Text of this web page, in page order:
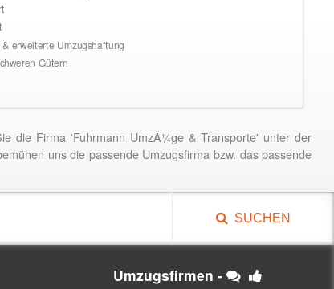
erweiterte Umzugshaftung
Gütern
die Firma 'Fuhrmann UmzÃ¼ge & Transporte' unter der
uns die passende Umzugsfirma bzw. das passende
SUCHEN
Umzugsfirmen -